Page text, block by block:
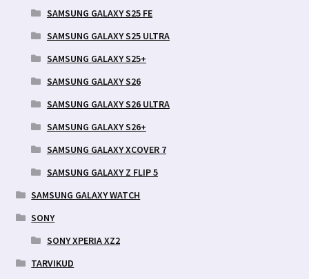
SAMSUNG GALAXY S25 FE
SAMSUNG GALAXY S25 ULTRA
SAMSUNG GALAXY S25+
SAMSUNG GALAXY S26
SAMSUNG GALAXY S26 ULTRA
SAMSUNG GALAXY S26+
SAMSUNG GALAXY XCOVER 7
SAMSUNG GALAXY Z FLIP 5
SAMSUNG GALAXY WATCH
SONY
SONY XPERIA XZ2
TARVIKUD